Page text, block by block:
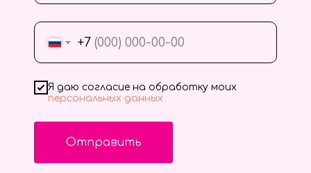
+7
Я даю согласие на обработку моих
персональных данных
Отправить